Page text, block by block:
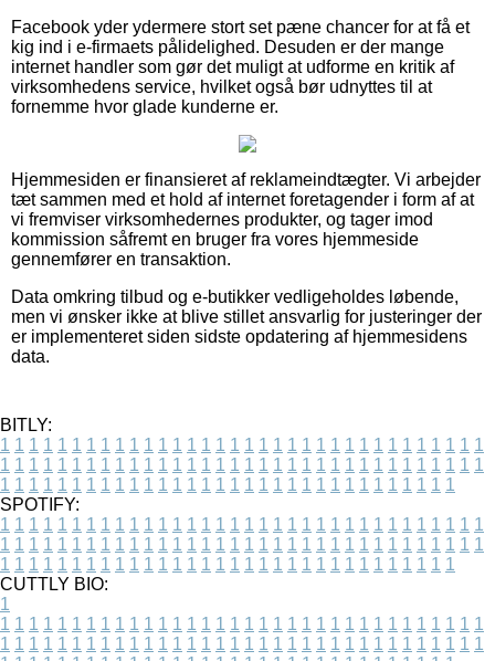
Facebook yder ydermere stort set pæne chancer for at få et
kig ind i e-firmaets pålidelighed. Desuden er der mange
internet handler som gør det muligt at udforme en kritik af
virksomhedens service, hvilket også bør udnyttes til at
fornemme hvor glade kunderne er.
Hjemmesiden er finansieret af reklameindtægter. Vi arbejder
tæt sammen med et hold af internet foretagender i form af at
vi fremviser virksomhedernes produkter, og tager imod
kommission såfremt en bruger fra vores hjemmeside
gennemfører en transaktion.
Data omkring tilbud og e-butikker vedligeholdes løbende,
men vi ønsker ikke at blive stillet ansvarlig for justeringer der
er implementeret siden sidste opdatering af hjemmesidens
data.
BITLY:
1 1 1 1 1 1 1 1 1 1 1 1 1 1 1 1 1 1 1 1 1 1 1 1 1 1 1 1 1 1 1 1 1 1
1 1 1 1 1 1 1 1 1 1 1 1 1 1 1 1 1 1 1 1 1 1 1 1 1 1 1 1 1 1 1 1 1 1
1 1 1 1 1 1 1 1 1 1 1 1 1 1 1 1 1 1 1 1 1 1 1 1 1 1 1 1 1 1 1 1
SPOTIFY:
1 1 1 1 1 1 1 1 1 1 1 1 1 1 1 1 1 1 1 1 1 1 1 1 1 1 1 1 1 1 1 1 1 1
1 1 1 1 1 1 1 1 1 1 1 1 1 1 1 1 1 1 1 1 1 1 1 1 1 1 1 1 1 1 1 1 1 1
1 1 1 1 1 1 1 1 1 1 1 1 1 1 1 1 1 1 1 1 1 1 1 1 1 1 1 1 1 1 1 1
CUTTLY BIO:
1
1 1 1 1 1 1 1 1 1 1 1 1 1 1 1 1 1 1 1 1 1 1 1 1 1 1 1 1 1 1 1 1 1 1
1 1 1 1 1 1 1 1 1 1 1 1 1 1 1 1 1 1 1 1 1 1 1 1 1 1 1 1 1 1 1 1 1 1